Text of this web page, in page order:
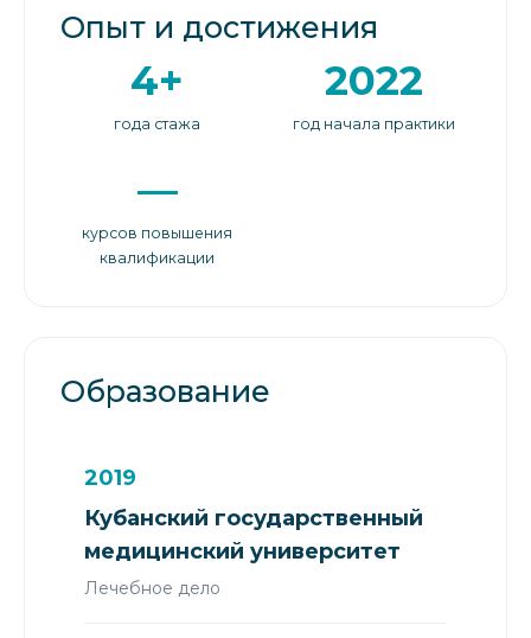
Опыт и достижения
4+
года стажа
2022
год начала практики
—
курсов повышения
квалификации
Образование
2019
Кубанский государственный
медицинский университет
Лечебное дело